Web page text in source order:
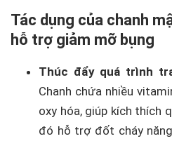
Tác dụng của chanh
hỗ trợ giảm mỡ bụng
Thúc đẩy quá trình
Chanh chứa nhiều
oxy hóa, giúp kích thích
đó hỗ trợ đốt cháy